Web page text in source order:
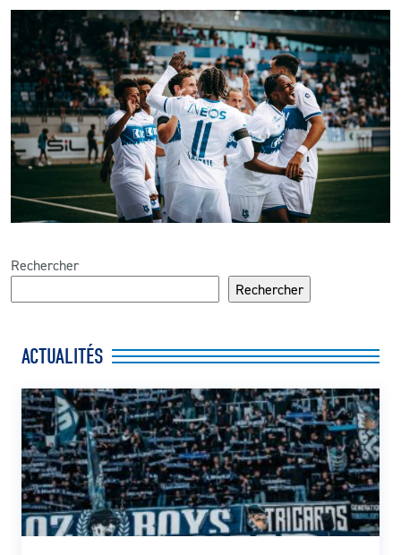
Rechercher
Rechercher
ACTUALITÉS